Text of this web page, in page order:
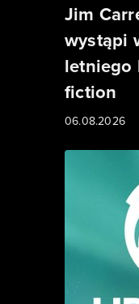
Jim
wystąpi
letniego
fiction
06.08.2026